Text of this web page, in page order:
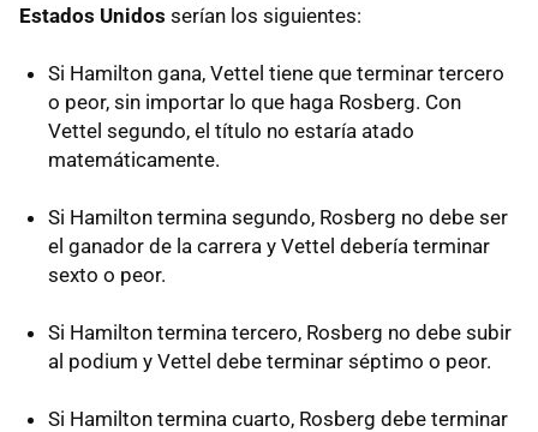
Estados Unidos serían los siguientes:
Si Hamilton gana, Vettel tiene que terminar tercero
o peor, sin importar lo que haga Rosberg. Con
Vettel segundo, el título no estaría atado
matemáticamente.
Si Hamilton termina segundo, Rosberg no debe ser
el ganador de la carrera y Vettel debería terminar
sexto o peor.
Si Hamilton termina tercero, Rosberg no debe subir
al podium y Vettel debe terminar séptimo o peor.
Si Hamilton termina cuarto, Rosberg debe terminar